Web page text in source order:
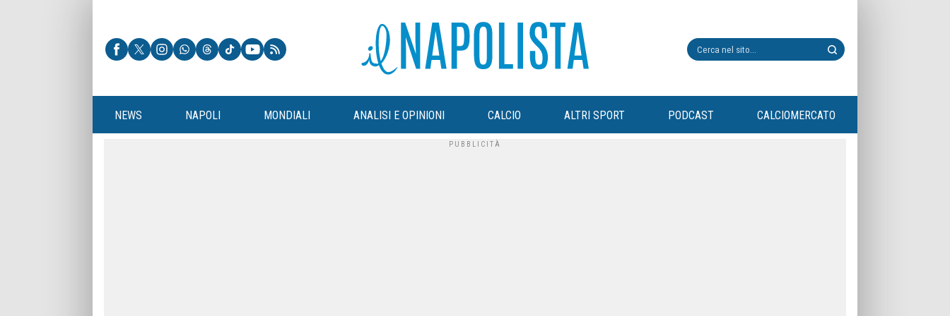
NEWS NAPOLI MONDIALI ANALISI E OPINIONI CALCIO ALTRI SPORT PODCAST CALCIOMERCATO